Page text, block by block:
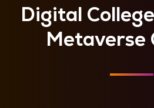
Digital
Metaverse